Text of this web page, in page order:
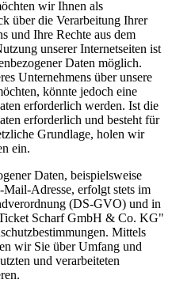
wir Ihnen als
über die Verarbeitung Ihrer
und Ihre Rechte aus dem
unserer Internetseiten ist
Daten möglich.
Unternehmens über unsere
könnte jedoch eine
erforderlich werden. Ist die
erforderlich und besteht für
Grundlage, holen wir
ein.
Daten, beispielsweise
Adresse, erfolgt stets im
(DS-GVO) und in
Scharf GmbH & Co. KG"
Mittels
wir Sie über Umfang und
und verarbeiteten